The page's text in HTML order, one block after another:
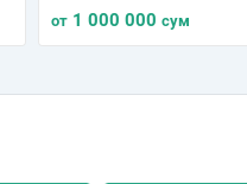
от 1 000 000 сум